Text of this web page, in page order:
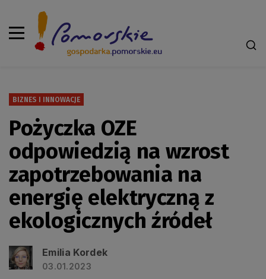
BIZNES I INNOWACJE
Pożyczka OZE
odpowiedzią na wzrost
zapotrzebowania na
energię elektryczną z
ekologicznych źródeł
Emilia Kordek
03.01.2023